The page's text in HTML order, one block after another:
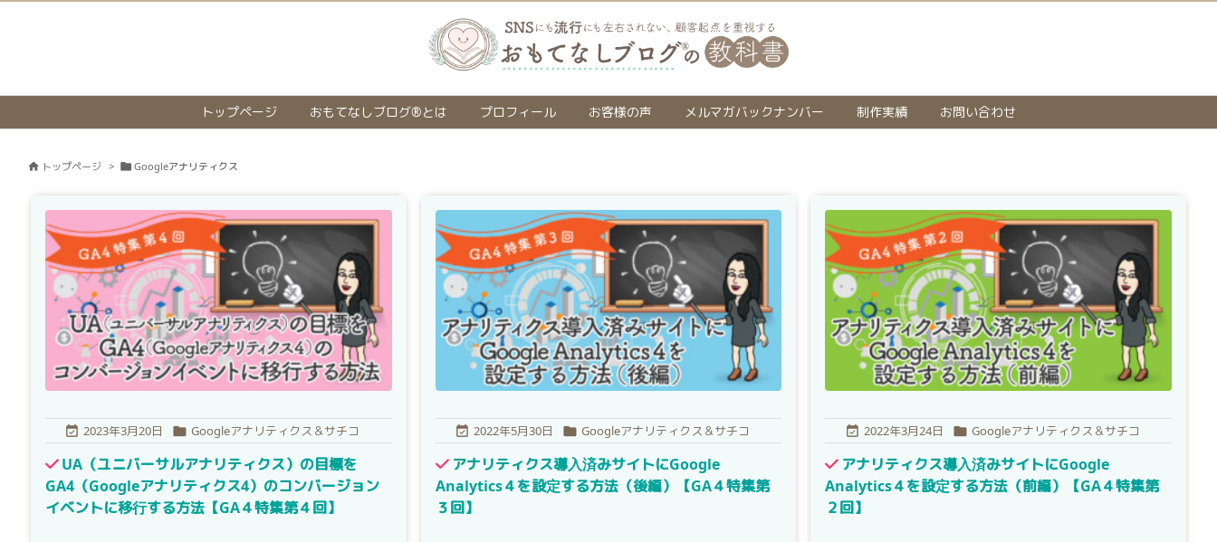
トップページ おもてなしブログ®とは プロフィール お客様の声 メルマガバックナンバー 制作実績 お問い合わせ
 トップページ >  Googleアナリティクス
 2023年3月20日  Googleアナリティクス＆サチコ
UA（ユニバーサルアナリティクス）の目標を
GA4（Googleアナリティクス4）のコンバージョン
イベントに移行する方法【GA４特集第４回】
 2022年5月30日  Googleアナリティクス＆サチコ
アナリティクス導入済みサイトにGoogle
Analytics４を設定する方法（後編）【GA４特集第
３回】
 2022年3月24日  Googleアナリティクス＆サチコ
アナリティクス導入済みサイトにGoogle
Analytics４を設定する方法（前編）【GA４特集第
２回】